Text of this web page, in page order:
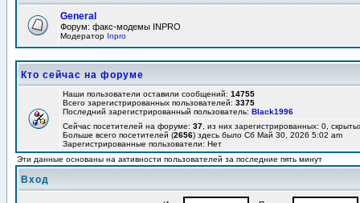
General
Форум: факс-модемы INPRO
Модератор Inpro
Кто сейчас на форуме
Наши пользователи оставили сообщений: 14755
Всего зарегистрированных пользователей: 3375
Последний зарегистрированный пользователь: Black1996
Сейчас посетителей на форуме: 37 , из них зарегистрированных: 0,
Больше всего посетителей (2656) здесь было Сб Май 30, 2026 5:02 am
Зарегистрированные пользователи: Нет
Эти данные основаны на активности пользователей за последние пять минут
Вход